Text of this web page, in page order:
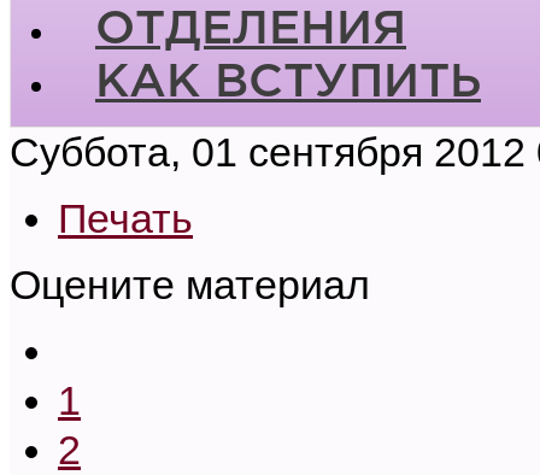
ОТДЕЛЕНИЯ
КАК ВСТУПИТЬ
Суббота, 01 сентября 2012
Печать
Оцените материал
1
2